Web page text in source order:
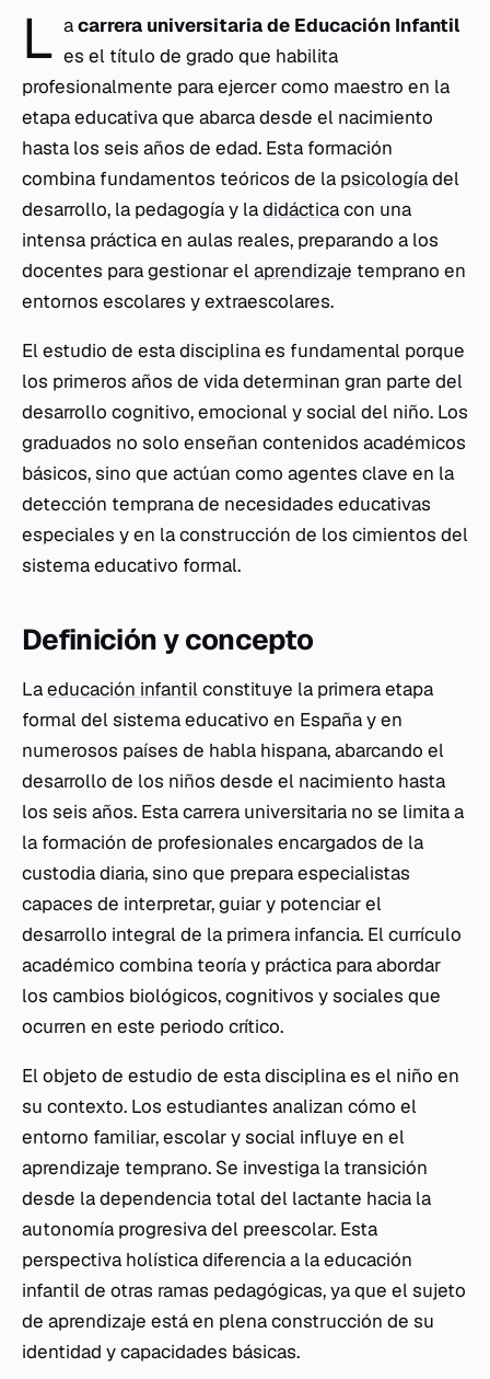
L acarrera universitaria de Educación Infantil
es el título de grado que habilita
profesionalmente para ejercer como maestro en la
etapa educativa que abarca desde el nacimiento
hasta los seis años de edad. Esta formación
combina fundamentos teóricos de la psicologíadel
desarrollo, la pedagogía y ladidácticacon una
intensa práctica en aulas reales, preparando a los
docentes para gestionar elaprendizaje temprano en
entornos escolares y extraescolares.
El estudio de esta disciplina es fundamental porque
los primeros años de vida determinan gran parte del
desarrollo cognitivo, emocional y social del niño. Los
graduados no solo enseñan contenidos académicos
básicos, sino que actúan como agentes clave en la
detección temprana de necesidades educativas
especiales y en la construcción de los cimientos del
sistema educativo formal.
Definición y concepto
Laeducación infantilconstituye la primera etapa
formal del sistema educativo en España y en
numerosos países de habla hispana, abarcando el
desarrollo de los niños desde el nacimiento hasta
los seis años. Esta carrera universitaria no se limita a
la formación de profesionales encargados de la
custodia diaria, sino que prepara especialistas
capaces de interpretar, guiar y potenciar el
desarrollo integral de la primera infancia. El currículo
académico combina teoría y práctica para abordar
los cambios biológicos, cognitivos y sociales que
ocurren en este periodo crítico.
El objeto de estudio de esta disciplina es el niño en
su contexto. Los estudiantes analizan cómo el
entorno familiar, escolar y social influye en el
aprendizaje temprano. Se investiga la transición
desde la dependencia total del lactante hacia la
autonomía progresiva del preescolar. Esta
perspectiva holística diferencia a la educación
infantil de otras ramas pedagógicas, ya que el sujeto
de aprendizaje está en plena construcción de su
identidad y capacidades básicas.